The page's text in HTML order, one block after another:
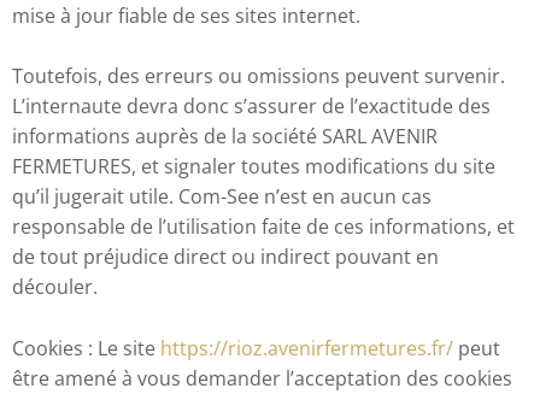
mise à jour fiable de ses sites internet.
Toutefois, des erreurs ou omissions peuvent survenir.
L’internaute devra donc s’assurer de l’exactitude des
informations auprès de la société SARL AVENIR
FERMETURES, et signaler toutes modifications du site
qu’il jugerait utile. Com-See n’est en aucun cas
responsable de l’utilisation faite de ces informations, et
de tout préjudice direct ou indirect pouvant en
découler.
Cookies : Le site https://rioz.avenirfermetures.fr/ peut
être amené à vous demander l’acceptation des cookies